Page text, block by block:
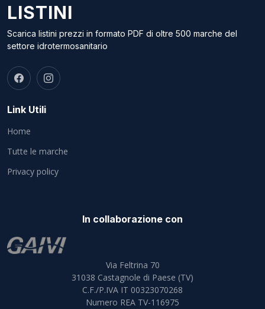
LISTINI
Scarica listini prezzi in formato PDF di oltre 500 marche del
settore idrotermosanitario
Link Utili
Home
Tutte le marche
Privacy policy
In collaborazione con
Via Feltrina 70
31038 Castagnole di Paese (TV)
C.F./P.IVA IT 00323070268
Numero REA TV-116975